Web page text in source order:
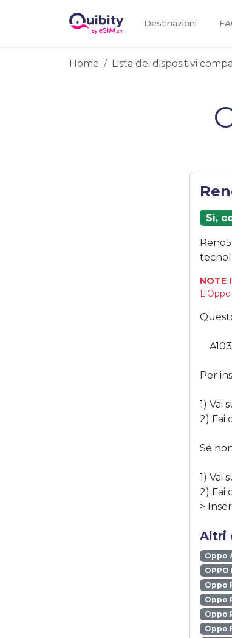
Destinazioni
Home Lista dei dispositivi
Sì,
NOTE
Per
1) Vai
2) Fai
Se
1) Vai
2) Fai
>
Altri
Oppo
OPPO
Oppo
Oppo
Oppo
Oppo